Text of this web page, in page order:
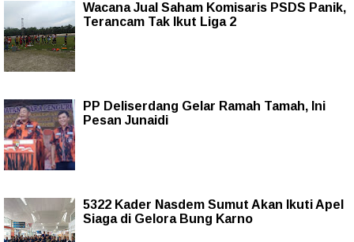
Wacana Jual Saham Komisaris PSDS Panik,
Terancam Tak Ikut Liga 2
PP Deliserdang Gelar Ramah Tamah, Ini
Pesan Junaidi
5322 Kader Nasdem Sumut Akan Ikuti Apel
Siaga di Gelora Bung Karno